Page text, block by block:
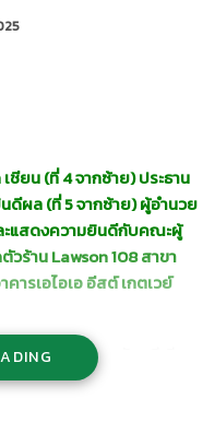
ชียน (ที่ 4 จากซ้าย) ประธาน
ดีผล (ที่ 5 จากซ้าย) ผู้อำนวย
แสดงความยินดีกับคณะผู้
วร้าน Lawson 108 สาขา
ารเอไอเอ อีสต์ เกตเวย์
การณ์ชอปปิงระดับพรีเมียม
สะท้อนถึงวัฒนธรรมอาหาร